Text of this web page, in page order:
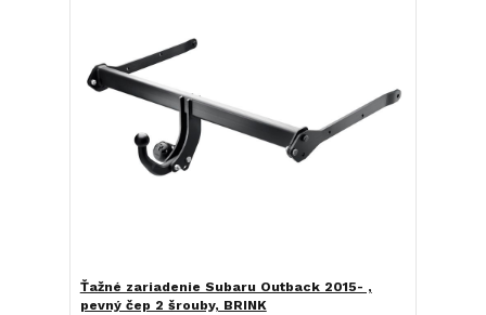
Ťažné zariadenie Subaru Outback 2015- ,
pevný čep 2 šrouby, BRINK